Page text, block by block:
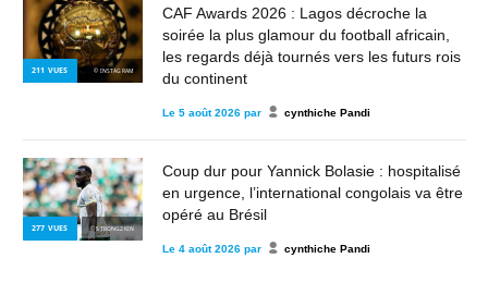
211 VUES © INSTAGRAM
CAF Awards 2026 : Lagos décroche la
soirée la plus glamour du football africain,
les regards déjà tournés vers les futurs rois
du continent
Le 5 août 2026 par cynthiche Pandi
277 VUES © STRONG2KIN
Coup dur pour Yannick Bolasie : hospitalisé
en urgence, l’international congolais va être
opéré au Brésil
Le 4 août 2026 par cynthiche Pandi